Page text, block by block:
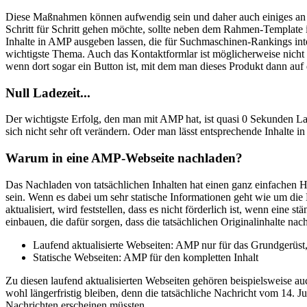
Diese Maßnahmen können aufwendig sein und daher auch einiges
Schritt für Schritt gehen möchte, sollte neben dem Rahmen-
Inhalte in AMP ausgeben lassen, die für Suchmaschinen-Rankings
wichtigste Thema. Auch das Kontaktformlar ist möglicherweise
wenn dort sogar ein Button ist, mit dem man dieses Produkt dann
Null Ladezeit...
Der wichtigste Erfolg, den man mit AMP hat, ist quasi 0 Sekunden
sich nicht sehr oft verändern. Oder man lässt entsprechende Inhalte
Warum in eine AMP-Webseite nachladen?
Das Nachladen von tatsächlichen Inhalten hat einen ganz
sein. Wenn es dabei um sehr statische Informationen geht wie um
aktualisiert, wird feststellen, dass es nicht förderlich ist, wenn eine
einbauen, die dafür sorgen, dass die tatsächlichen Originalinhalte
Laufend aktualisierte Webseiten: AMP nur für das
Statische Webseiten: AMP für den kompletten Inhalt
Zu diesen laufend aktualisierten Webseiten gehören beispielsweise
wohl längerfristig bleiben, denn die tatsächliche Nachricht vom 14.